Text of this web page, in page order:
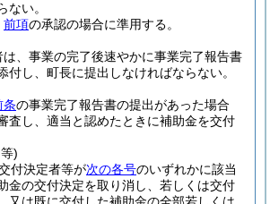
ない。
前項の承認の場合に準用する。
は、事業の完了後速やかに事業完了報告書
付し、町長に提出しなければならない。
条の事業完了報告書の提出があった場合
査し、適当と認めたときに補助金を交付
)
付決定者等が次の各号のいずれかに該当
金の交付決定を取り消し、若しくは交付